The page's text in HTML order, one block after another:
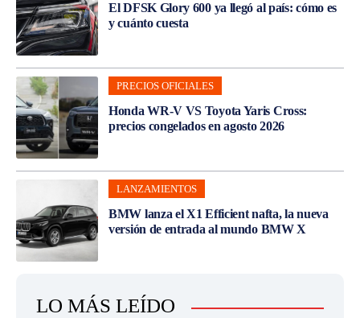
El DFSK Glory 600 ya llegó al país: cómo es
y cuánto cuesta
PRECIOS OFICIALES
Honda WR-V VS Toyota Yaris Cross:
precios congelados en agosto 2026
LANZAMIENTOS
BMW lanza el X1 Efficient nafta, la nueva
versión de entrada al mundo BMW X
LO MÁS LEÍDO